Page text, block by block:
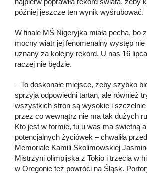
najpierw poprawiła rekord świata, żeby
później jeszcze ten wynik wyśrubować.
W finale MŚ Nigeryjka miała pecha, bo
mocny wiatr jej fenomenalny występ nie
uznany za kolejny rekord. U nas 16
raczej nie będzie.
– To doskonałe miejsce, żeby szybko
sprzyja odpowiedni tartan, ale również
wszystkich stron są wysokie i szczelnie
przez co wewnątrz nie ma tak dużych
Kto jest w formie, tu u was ma świetną
potencjalnych życiówek – chwaliła
Memoriale Kamili Skolimowskiej
Mistrzyni olimpijska z Tokio i trzecia w
w Oregonie też powróci na Śląsk.